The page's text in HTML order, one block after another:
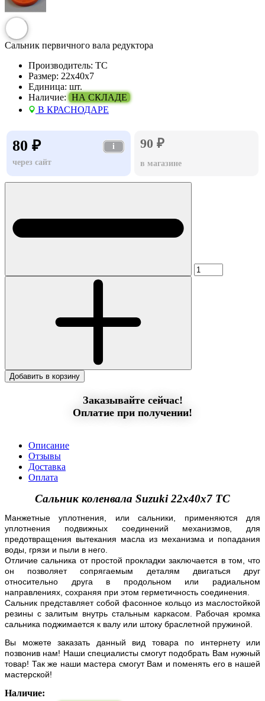
Сальник первичного вала редуктора
Производитель: TC
Размер: 22x40x7
Единица: шт.
Наличие: НА СКЛАДЕ
В КРАСНОДАРЕ
80 ₽
i
через сайт
90 ₽
в магазине
Добавить в корзину
Заказывайте сейчас!
Оплатие при получении!
Описание
Отзывы
Доставка
Оплата
Сальник коленвала Suzuki 22х40х7 TC
Манжетные уплотнения, или сальники, применяются для
уплотнения подвижных соединений механизмов, для
предотвращения вытекания масла из механизма и попадания
воды, грязи и пыли в него.
Отличие сальника от простой прокладки заключается в том, что
он позволяет сопрягаемым деталям двигаться друг
относительно друга в продольном или радиальном
направлениях, сохраняя при этом герметичность соединения.
Сальник представляет собой фасонное кольцо из маслостойкой
резины с залитым внутрь стальным каркасом. Рабочая кромка
сальника поджимается к валу или штоку браслетной пружиной.
Вы можете заказать данный вид товара по интернету или
позвонив нам! Наши специалисты смогут подобрать Вам нужный
товар! Так же наши мастера смогут Вам и поменять его в нашей
мастерской!
Наличие: